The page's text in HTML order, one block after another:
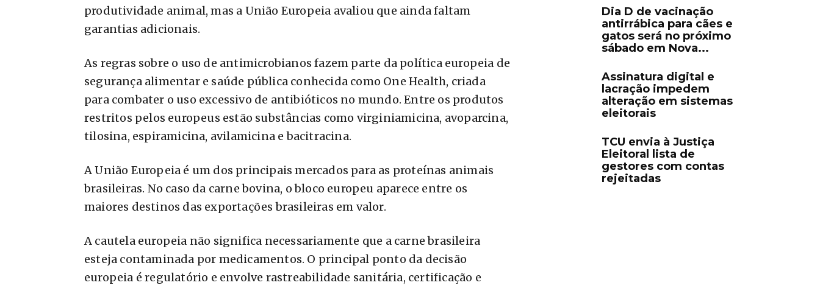
produtividade animal, mas a União Europeia avaliou que ainda faltam
garantias adicionais.
As regras sobre o uso de antimicrobianos fazem parte da política europeia de
segurança alimentar e saúde pública conhecida como One Health, criada
para combater o uso excessivo de antibióticos no mundo. Entre os produtos
restritos pelos europeus estão substâncias como virginiamicina, avoparcina,
tilosina, espiramicina, avilamicina e bacitracina.
A União Europeia é um dos principais mercados para as proteínas animais
brasileiras. No caso da carne bovina, o bloco europeu aparece entre os
maiores destinos das exportações brasileiras em valor.
A cautela europeia não significa necessariamente que a carne brasileira
esteja contaminada por medicamentos. O principal ponto da decisão
europeia é regulatório e envolve rastreabilidade sanitária, certificação e
Dia D de vacinação
antirrábica para cães e
gatos será no próximo
sábado em Nova...
Assinatura digital e
lacração impedem
alteração em sistemas
eleitorais
TCU envia à Justiça
Eleitoral lista de
gestores com contas
rejeitadas